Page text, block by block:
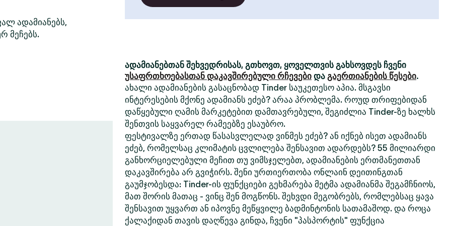
ადამიანებს,
მეჩებს.
ადამიანებთან შეხვედრისას, გთხოვთ, ყოველთვის გახსოვდეს ჩვენი
უსაფრთხოებასთან დაკავშირებული რჩევები და გაერთიანების წესები.
ახალი ადამიანების გასაცნობად Tinder საუკეთესო აპია. მსგავსი
ინტერესების მქონე ადამიანს ეძებ? არაა პრობლემა. როუდ თრიფებიდან
დაწყებული ღამის მარკეტებით დამთავრებული, შეგიძლია Tinder-ზე ხალხს
შენთვის საყვარელ რამეებზე ესაუბრო.
ფესტივალზე ერთად წასასვლელად ვინმეს ეძებ? ან იქნებ ისეთ ადამიანს
ეძებ, რომელსაც კლიმატის ცვლილება შენსავით ადარდებს? 55 მილიარდი
განხორციელებული მეჩით თუ ვიმსჯელებთ, ადამიანების ერთმანეთთან
დაკავშირება არ გვიჭირს. შენი ურთიერთობა ონლაინ დეითინგთან
გაუმჯობესდა: Tinder-ის ფუნქციები გეხმარება მეტმა ადამიანმა შეგამჩნიოს,
მათ შორის მათაც - ვინც შენ მოგწონს. შეხვდი მეგობრებს, რომლებსაც ყავა
შენსავით უყვართ ან იპოვნე მეწყვილე ბადმინტონის სათამაშოდ. და როცა
ქალაქიდან თავის დაღწევა გინდა, ჩვენი "პასპორტის" ფუნქცია